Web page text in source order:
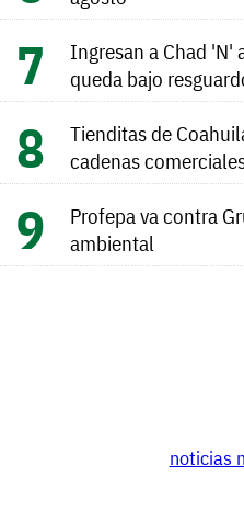
Ingresan a Chad
queda bajo
Tienditas de
cadenas
Profepa va contra
ambiental
noticias